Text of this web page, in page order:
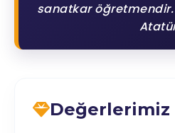
sanatkar
Değerlerimiz